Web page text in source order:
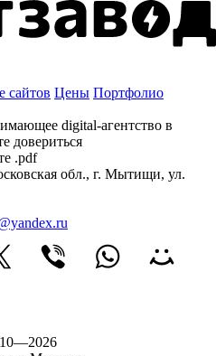
сайтов Цены Портфолио
digital-агентство в
довериться
.pdf
обл., г. Мытищи, ул.